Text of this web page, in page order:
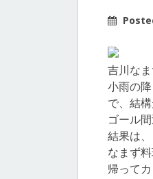
吉川な
小雨の
で、結構
ゴール
結果は
なまず
帰って